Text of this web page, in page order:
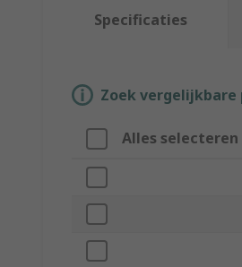
Specificaties
Zoek
Alles selecteren